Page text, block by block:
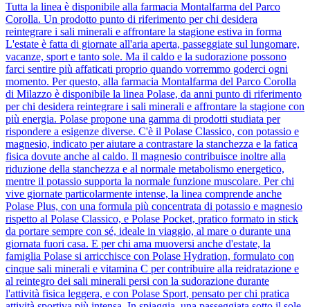
Tutta la linea è disponibile alla farmacia Montalfarma del Parco
Corolla. Un prodotto punto di riferimento per chi desidera
reintegrare i sali minerali e affrontare la stagione estiva in forma
L'estate è fatta di giornate all'aria aperta, passeggiate sul lungomare,
vacanze, sport e tanto sole. Ma il caldo e la sudorazione possono
farci sentire più affaticati proprio quando vorremmo goderci ogni
momento. Per questo, alla farmacia Montalfarma del Parco Corolla
di Milazzo è disponibile la linea Polase, da anni punto di riferimento
per chi desidera reintegrare i sali minerali e affrontare la stagione con
più energia. Polase propone una gamma di prodotti studiata per
rispondere a esigenze diverse. C'è il Polase Classico, con potassio e
magnesio, indicato per aiutare a contrastare la stanchezza e la fatica
fisica dovute anche al caldo. Il magnesio contribuisce inoltre alla
riduzione della stanchezza e al normale metabolismo energetico,
mentre il potassio supporta la normale funzione muscolare. Per chi
vive giornate particolarmente intense, la linea comprende anche
Polase Plus, con una formula più concentrata di potassio e magnesio
rispetto al Polase Classico, e Polase Pocket, pratico formato in stick
da portare sempre con sé, ideale in viaggio, al mare o durante una
giornata fuori casa. E per chi ama muoversi anche d'estate, la
famiglia Polase si arricchisce con Polase Hydration, formulato con
cinque sali minerali e vitamina C per contribuire alla reidratazione e
al reintegro dei sali minerali persi con la sudorazione durante
l'attività fisica leggera, e con Polase Sport, pensato per chi pratica